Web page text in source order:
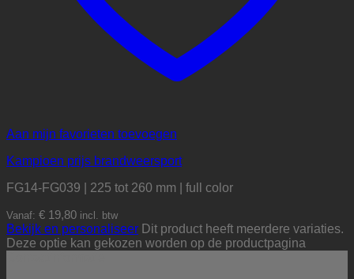
Aan mijn favorieten toevoegen
Kampioen prijs brandweersport
FG14-FG039 | 225 tot 260 mm | full color
Vanaf: € 19,80 incl. btw
Bekijk en personaliseer Dit product heeft meerdere variaties.
Deze optie kan gekozen worden op de productpagina